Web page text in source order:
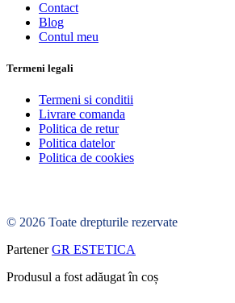
Contact
Blog
Contul meu
Termeni legali
Termeni si conditii
Livrare comanda
Politica de retur
Politica datelor
Politica de cookies
© 2026 Toate drepturile rezervate
PartenerGR ESTETICA
Produsul a fost adăugat în coș